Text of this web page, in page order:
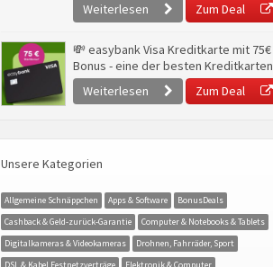
Weiterlesen
Zum Deal
💸 easybank Visa Kreditkarte mit 75€
Bonus - eine der besten Kreditkarten
Weiterlesen
Zum Deal
Unsere Kategorien
Allgemeine Schnäppchen Apps & Software
BonusDeals
Cashback & Geld-zurück-Garantie
Computer & Notebooks & Tablets
Digitalkameras & Videokameras
Drohnen, Fahrräder, Sport